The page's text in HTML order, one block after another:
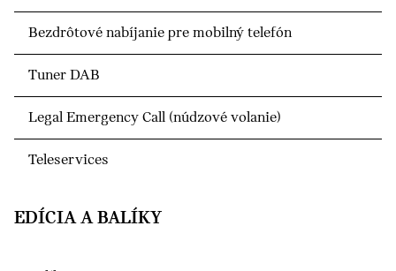
Bezdrôtové nabíjanie pre mobilný telefón
Tuner DAB
Legal Emergency Call (núdzové volanie)
Teleservices
EDÍCIA A BALÍKY